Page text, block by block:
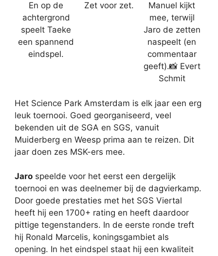
En op de
achtergrond
speelt Taeke
een spannend
eindspel.
Zet voor zet.
Manuel kijkt
mee, terwijl
Jaro de zetten
naspeelt (en
commentaar
geeft).📸 Evert
Schmit
Het Science Park Amsterdam is elk jaar een erg
leuk toernooi. Goed georganiseerd, veel
bekenden uit de SGA en SGS, vanuit
Muiderberg en Weesp prima aan te reizen. Dit
jaar doen zes MSK-ers mee.
Jaro speelde voor het eerst een dergelijk
toernooi en was deelnemer bij de dagvierkamp.
Door goede prestaties met het SGS Viertal
heeft hij een 1700+ rating en heeft daardoor
pittige tegenstanders. In de eerste ronde treft
hij Ronald Marcelis, koningsgambiet als
opening. In het eindspel staat hij een kwaliteit